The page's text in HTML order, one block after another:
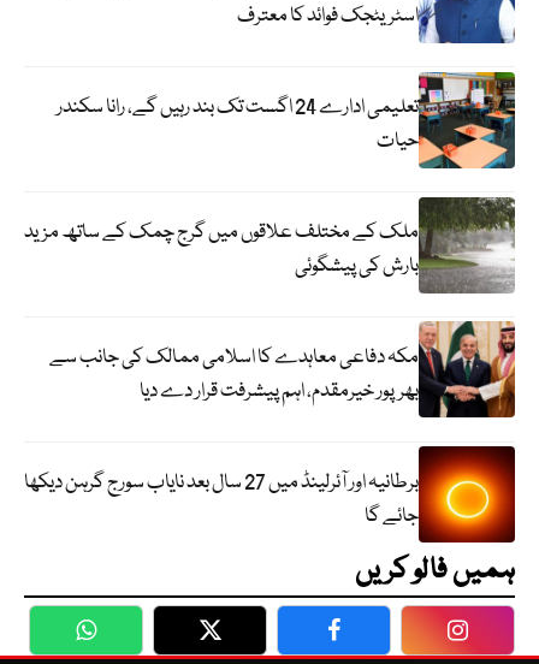
اسٹریٹجک فوائد کا معترف
تعلیمی ادارے 24 اگست تک بند رہیں گے، رانا سکندر
حیات
ملک کے مختلف علاقوں میں گرج چمک کے ساتھ مزید
بارش کی پیشگوئی
مکہ دفاعی معاہدے کا اسلامی ممالک کی جانب سے
بھرپور خیرمقدم، اہم پیشرفت قرار دے دیا
برطانیہ اور آئرلینڈ میں 27 سال بعد نایاب سورج گرہن دیکھا
جائے گا
ہمیں فالو کریں
WhatsApp Twitter Facebook